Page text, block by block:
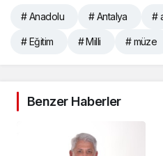
# Anadolu # Antalya #
# Eğitim # Milli # müze
Benzer Haberler